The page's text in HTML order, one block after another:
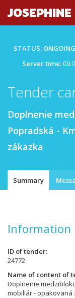
JOSEPHINE
STATUS: ONGOING
Server time:
Tender
Doplnenie
Popradská -
zákazka
Summary
Information
ID of tender
24772
Name of content of
Doplnenie
mobiliár - opakovaná